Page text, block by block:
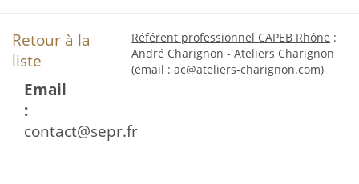
Retour à la
liste
Email
:
contact@sepr.fr
Référent professionnel CAPEB Rhône :
André Charignon - Ateliers Charignon
(email : ac@ateliers-charignon.com)